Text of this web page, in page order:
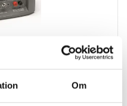
Om
för upp till 600